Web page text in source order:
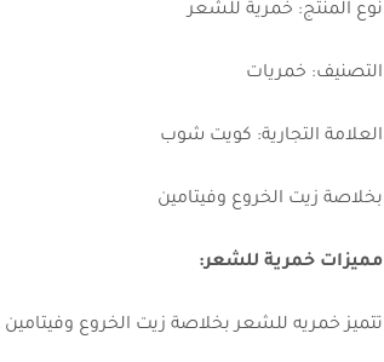
نوع المنتج: خمرية للشعر
التصنيف: خمريات
العلامة التجارية: كويت شوب
بخلاصة زيت الخروع وفيتامين
مميزات خمرية للشعر:
تتميز خمريه للشعر بخلاصة زيت الخروع وفيتامين E